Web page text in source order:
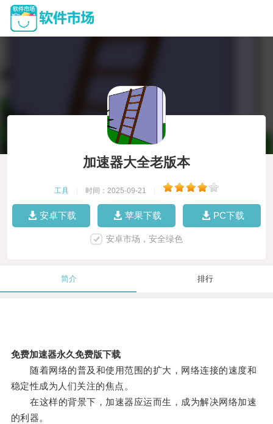
加速器大全老版本
工具 时间：2025-09-21
安卓下载 苹果下载 PC下载
安卓市场，安全绿色
简介 排行
免费加速器永久免费版下载
随着网络的普及和使用范围的扩大，网络连接的速度和
稳定性成为人们关注的焦点。
在这样的背景下，加速器应运而生，成为解决网络加速
的利器。